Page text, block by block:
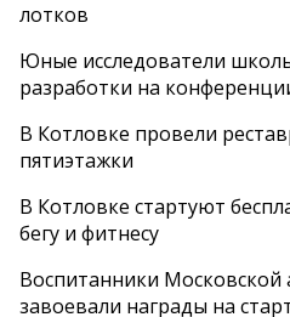
лотков
Юные исследователи
разработки на
В Котловке провели
пятиэтажки
В Котловке стартуют
бегу и фитнесу
Воспитанники Московской
завоевали награды на